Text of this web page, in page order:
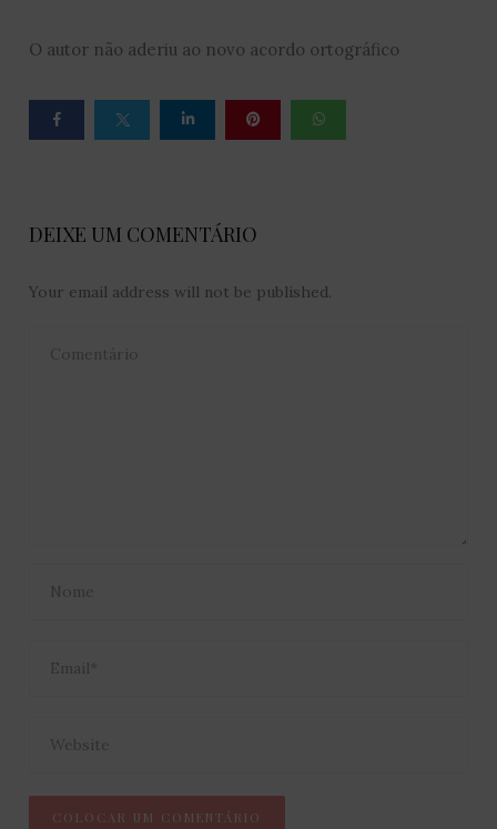
O autor não aderiu ao novo acordo ortográfico
DEIXE UM COMENTÁRIO
Your email address will not be published.